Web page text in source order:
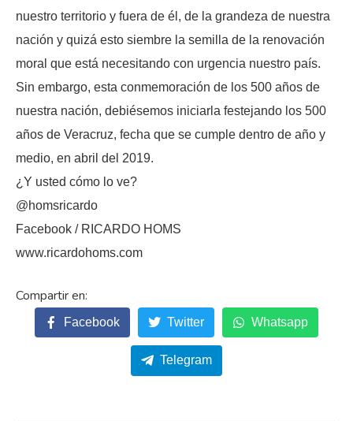
nuestro territorio y fuera de él, de la grandeza de nuestra
nación y quizá esto siembre la semilla de la renovación
moral que está necesitando con urgencia nuestro país.
Sin embargo, esta conmemoración de los 500 años de
nuestra nación, debiésemos iniciarla festejando los 500
años de Veracruz, fecha que se cumple dentro de año y
medio, en abril del 2019.
¿Y usted cómo lo ve?
@homsricardo
Facebook / RICARDO HOMS
www.ricardohoms.com
Facebook Twitter Whatsapp
Telegram